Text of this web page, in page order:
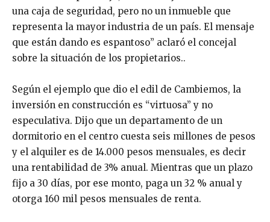
una caja de seguridad, pero no un inmueble que
representa la mayor industria de un país. El mensaje
que están dando es espantoso” aclaró el concejal
sobre la situación de los propietarios..
Según el ejemplo que dio el edil de Cambiemos, la
inversión en construcción es “virtuosa” y no
especulativa. Dijo que un departamento de un
dormitorio en el centro cuesta seis millones de pesos
y el alquiler es de 14.000 pesos mensuales, es decir
una rentabilidad de 3% anual. Mientras que un plazo
fijo a 30 días, por ese monto, paga un 32 % anual y
otorga 160 mil pesos mensuales de renta.